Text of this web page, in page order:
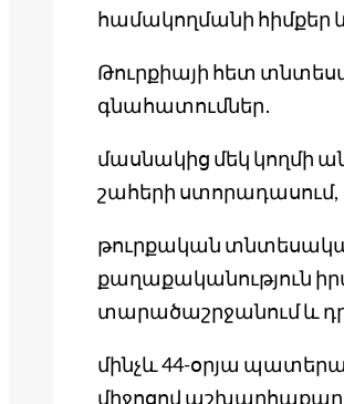
համակողմանի հիմքեր
Թուրքիայի հետ
գնահատումներ․
մասնակից մեկ կողմի
շահերի ստորադասում,
թուրքական
քաղաքականություն
տարածաշրջանում և
մինչև 44-օրյա
միջոցով